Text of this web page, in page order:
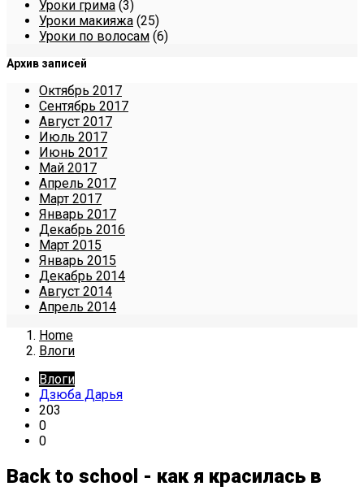
Уроки грима (3)
Уроки макияжа (25)
Уроки по волосам (6)
Архив записей
Октябрь 2017
Сентябрь 2017
Август 2017
Июль 2017
Июнь 2017
Май 2017
Апрель 2017
Март 2017
Январь 2017
Декабрь 2016
Март 2015
Январь 2015
Декабрь 2014
Август 2014
Апрель 2014
Home
Влоги
Влоги
Дзюба Дарья
203
0
0
Back to school - как я красилась в